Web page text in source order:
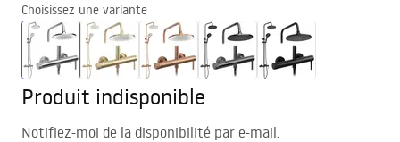
Choisissez une variante
Produit indisponible
Notifiez-moi de la disponibilité par e-mail.